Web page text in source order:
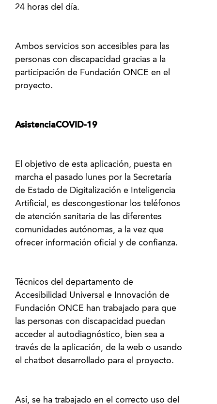
24 horas del día.
Ambos servicios son accesibles para las
personas con discapacidad gracias a la
participación de Fundación ONCE en el
proyecto.
AsistenciaCOVID-19
El objetivo de esta aplicación, puesta en
marcha el pasado lunes por la Secretaría
de Estado de Digitalización e Inteligencia
Artificial, es descongestionar los teléfonos
de atención sanitaria de las diferentes
comunidades autónomas, a la vez que
ofrecer información oficial y de confianza.
Técnicos del departamento de
Accesibilidad Universal e Innovación de
Fundación ONCE han trabajado para que
las personas con discapacidad puedan
acceder al autodiagnóstico, bien sea a
través de la aplicación, de la web o usando
el chatbot desarrollado para el proyecto.
Así, se ha trabajado en el correcto uso del